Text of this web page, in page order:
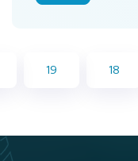
18
19